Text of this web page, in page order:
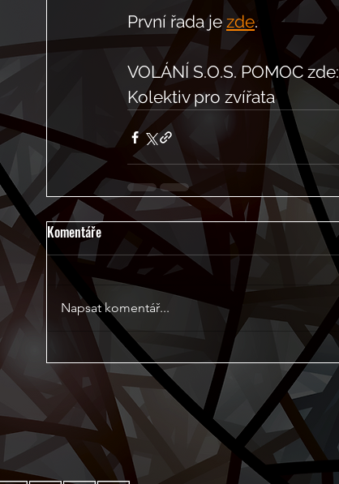
První řada je zde.
VOLÁNÍ S.O.S. POMOC zde:
Kolektiv pro zvířata
Komentáře
Napsat komentář...